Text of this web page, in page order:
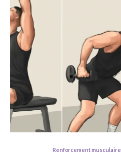
Renforcement musculaire